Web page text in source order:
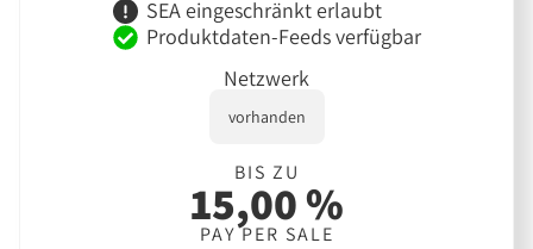
SEA eingeschränkt erlaubt
Produktdaten-Feeds verfügbar
Netzwerk
vorhanden
BIS ZU
15,00 %
PAY PER SALE